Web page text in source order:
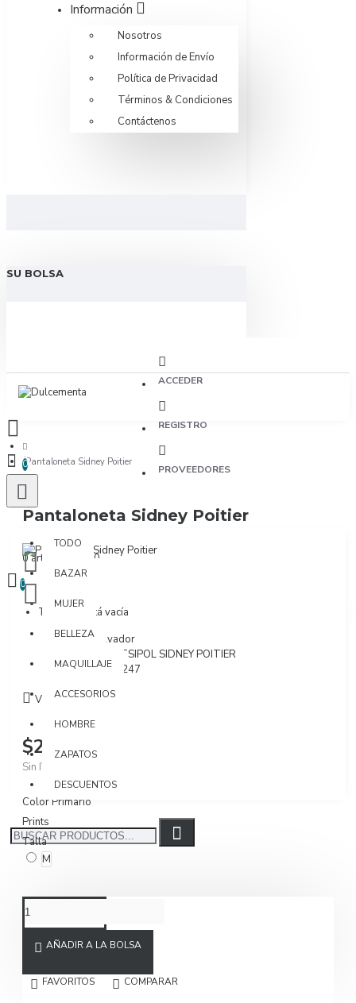
Información
Nosotros
Información de Envío
Política de Privacidad
Términos & Condiciones
Contáctenos
SU BOLSA
ACCEDER
REGISTRO
PROVEEDORES
0
TODO
TODO
BAZAR
MUJER
BELLEZA
MAQUILLAJE
ACCESORIOS
HOMBRE
ZAPATOS
DESCUENTOS
0 artículo(s) - $0
0
Tu bolsa está vacía
Pantaloneta Sidney Poitier
Pantaloneta Sidney Poitier
Marca:Salvador
PANTSIPOL SIDNEY POITIER
SKU: P00255247
Visto: 1189
$229.900
Sin IVA $193.193
Color Primario
Prints
Talla
M
AÑADIR A LA BOLSA
FAVORITOS COMPARAR